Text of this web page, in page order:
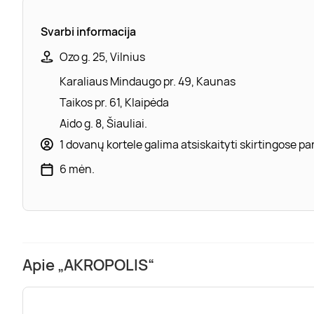
Svarbi informacija
Ozo g. 25, Vilnius
Karaliaus Mindaugo pr. 49, Kaunas
Taikos pr. 61, Klaipėda
Aido g. 8, Šiauliai.
1 dovanų kortele galima atsiskaityti skirtingose
6 mėn.
Apie „AKROPOLIS“